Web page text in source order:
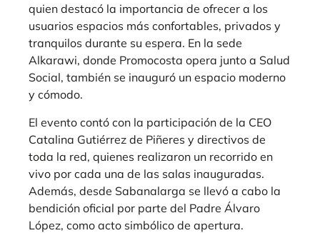
quien destacó la importancia de ofrecer a los
usuarios espacios más confortables, privados y
tranquilos durante su espera. En la sede
Alkarawi, donde Promocosta opera junto a Salud
Social, también se inauguró un espacio moderno
y cómodo.
El evento contó con la participación de la CEO
Catalina Gutiérrez de Piñeres y directivos de
toda la red, quienes realizaron un recorrido en
vivo por cada una de las salas inauguradas.
Además, desde Sabanalarga se llevó a cabo la
bendición oficial por parte del Padre Álvaro
López, como acto simbólico de apertura.